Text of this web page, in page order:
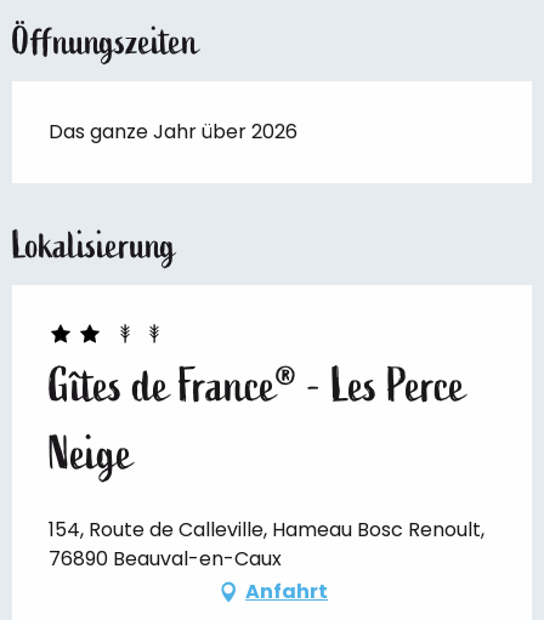
Öffnungszeiten
Das ganze Jahr über 2026
Lokalisierung
Gîtes de France® - Les Perce
Neige
154, Route de Calleville, Hameau Bosc Renoult,
76890 Beauval-en-Caux
Anfahrt